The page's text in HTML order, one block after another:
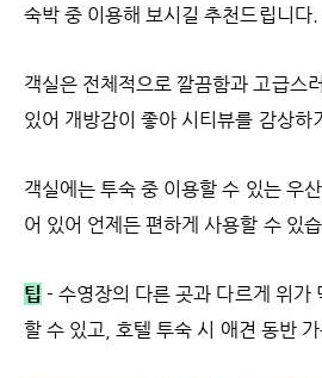
숙박 중 이용해 보시길 추천드립니다.
객실은 전체적으로 깔끔함과 고급스
있어 개방감이 좋아 시티뷰를 감상하
객실에는 투숙 중 이용할 수 있는 우
어 있어 언제든 편하게 사용할 수 있
팁 - 수영장의 다른 곳과 다르게 위가
할 수 있고, 호텔 투숙 시 애견 동반